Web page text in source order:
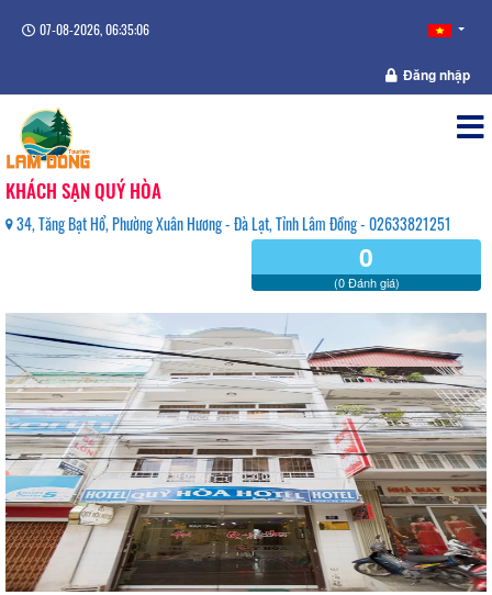
07-08-2026, 06:35:06
Đăng nhập
KHÁCH SẠN QUÝ HÒA
34, Tăng Bạt Hổ, Phường Xuân Hương - Đà Lạt, Tỉnh Lâm Đồng - 02633821251
0
(0 Đánh giá)